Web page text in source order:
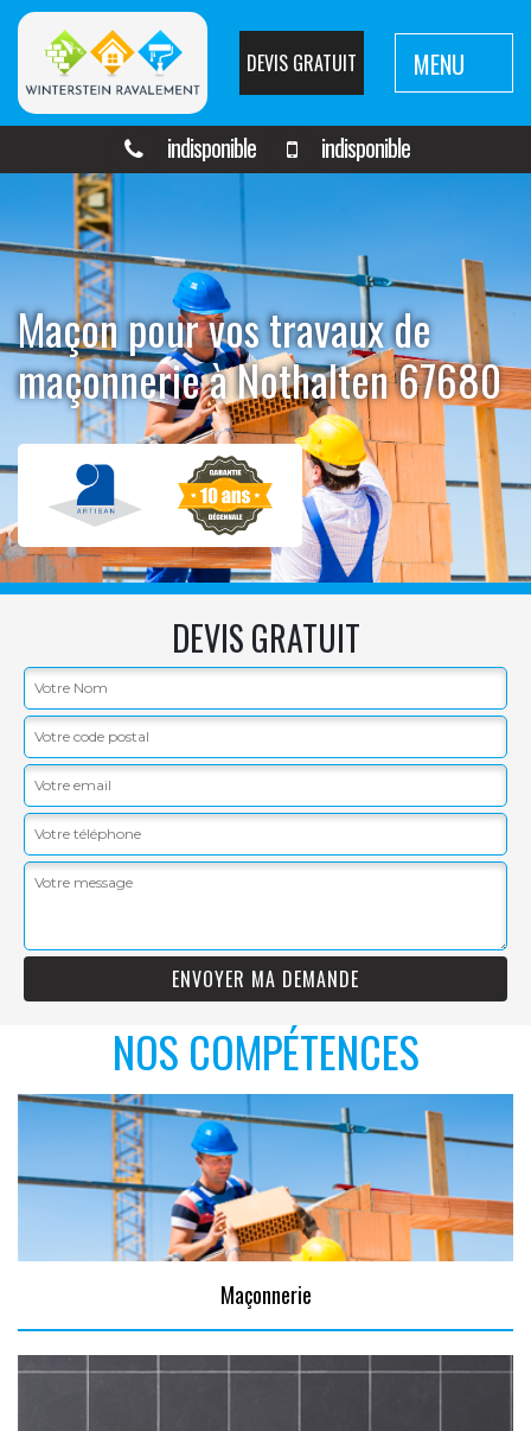
DEVIS GRATUIT MENU
indisponible indisponible
Maçon pour vos travaux de
maçonnerie à Nothalten 67680
DEVIS GRATUIT
NOS COMPÉTENCES
Maçonnerie